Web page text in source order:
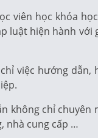
viên học khóa
luật hiện hành
việc hướng
không chỉ
nhà cung cấp …